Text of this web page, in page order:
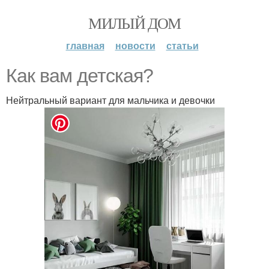
МИЛЫЙ ДОМ
главная новости статьи
Как вам детская?
Нейтральный вариант для мальчика и девочки